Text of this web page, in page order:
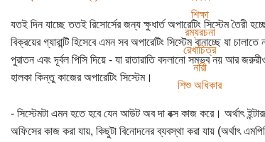
শিক্ষা
রম্যরচনা
রেখাচিত্র
নারী
শিশু অধিকার
যতই দিন যাচ্ছে ততই রিসোর্সের জন্য ক্ষুধার্ত অপারেটিং সিস্টেম তৈরী
বিক্রয়ের গ্যারান্টি হিসেবে এমন সব অপারেটিং সিস্টেম বানাচ্ছে যা
পুরাতন এবং দূর্বল পিসি দিয়ে - যা রাতারাতি বদলানো সম্ভব নয় আর
হালকা কিন্তু কাজের অপারেটিং সিস্টেম।
- সিস্টেমটা এমন হতে হবে যেন আউট অব দা বক্স কাজ করে। অর্থাৎ
অফিসের কাজ করা যায়, কিছুটা বিনোদনের ব্যবস্থা করা যায় (অর্থাৎ